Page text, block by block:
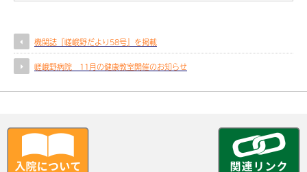
機関誌『嵯峨野だより58号』を掲載
嵯峨野病院 11月の健康教室開催のお知らせ